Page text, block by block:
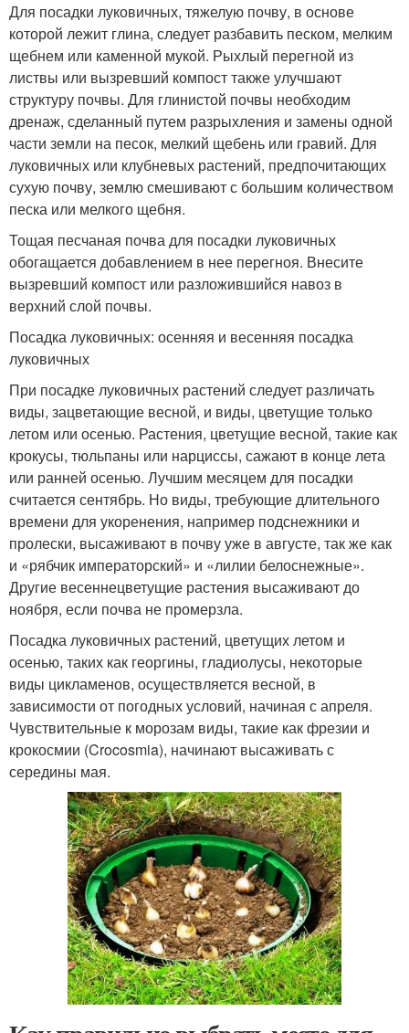
Для посадки луковичных, тяжелую почву, в основе
которой лежит глина, следует разбавить песком, мелким
щебнем или каменной мукой. Рыхлый перегной из
листвы или вызревший компост также улучшают
структуру почвы. Для глинистой почвы необходим
дренаж, сделанный путем разрыхления и замены одной
части земли на песок, мелкий щебень или гравий. Для
луковичных или клубневых растений, предпочитающих
сухую почву, землю смешивают с большим количеством
песка или мелкого щебня.
Тощая песчаная почва для посадки луковичных
обогащается добавлением в нее перегноя. Внесите
вызревший компост или разложившийся навоз в
верхний слой почвы.
Посадка луковичных: осенняя и весенняя посадка
луковичных
При посадке луковичных растений следует различать
виды, зацветающие весной, и виды, цветущие только
летом или осенью. Растения, цветущие весной, такие как
крокусы, тюльпаны или нарциссы, сажают в конце лета
или ранней осенью. Лучшим месяцем для посадки
считается сентябрь. Но виды, требующие длительного
времени для укоренения, например подснежники и
пролески, высаживают в почву уже в августе, так же как
и «рябчик императорский» и «лилии белоснежные».
Другие весеннецветущие растения высаживают до
ноября, если почва не промерзла.
Посадка луковичных растений, цветущих летом и
осенью, таких как георгины, гладиолусы, некоторые
виды цикламенов, осуществляется весной, в
зависимости от погодных условий, начиная с апреля.
Чувствительные к морозам виды, такие как фрезии и
крокосмии (Crocosmia), начинают высаживать с
середины мая.